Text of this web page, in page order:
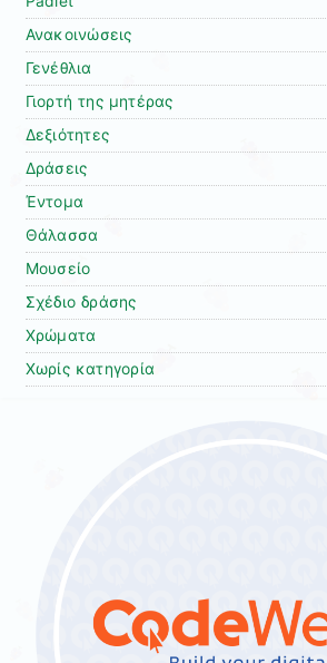
Ανακοινώσεις
Γενέθλια
Γιορτή της μητέρας
Δεξιότητες
Δράσεις
Έντομα
Θάλασσα
Μουσείο
Σχέδιο δράσης
Χρώματα
Χωρίς κατηγορία